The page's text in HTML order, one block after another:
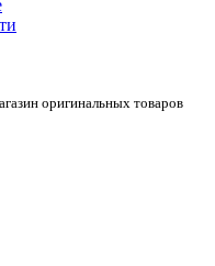
оригинальных товаров